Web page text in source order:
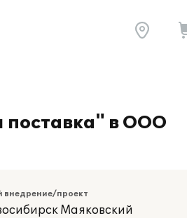
поставка" в ООО
внедрение/проект
Маяковский